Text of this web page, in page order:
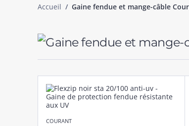
Accueil Gaine fendue et mange-câble
COURANT